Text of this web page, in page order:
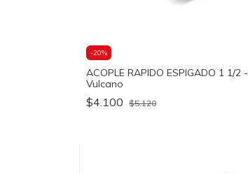
-20%
ACOPLE RAPIDO ESPIGADO 1 1/2 -
Vulcano
$4.100 $5.120